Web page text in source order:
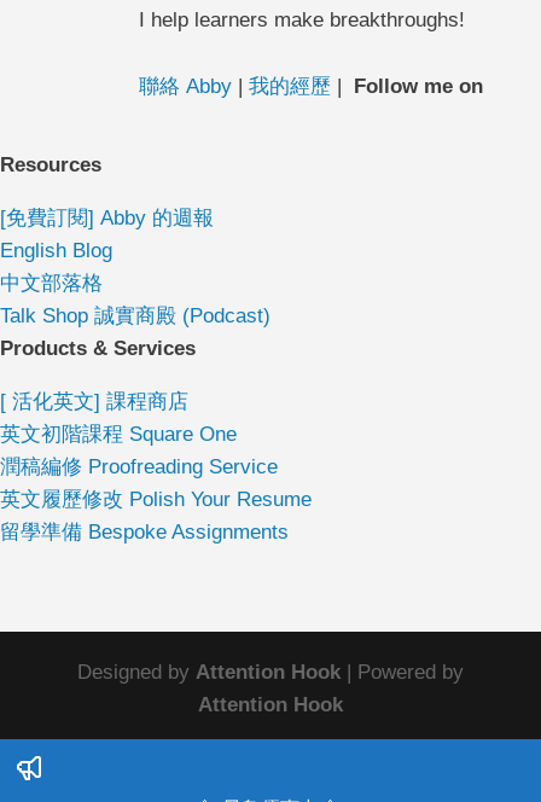
I help learners make breakthroughs!
聯絡 Abby | 我的經歷 | Follow me on
Resources
[免費訂閱] Abby 的週報
English Blog
中文部落格
Talk Shop 誠實商殿 (Podcast)
Products & Services
[ 活化英文] 課程商店
英文初階課程 Square One
潤稿編修 Proofreading Service
英文履歷修改 Polish Your Resume
留學準備 Bespoke Assignments
Designed by Attention Hook| Powered by
Attention Hook